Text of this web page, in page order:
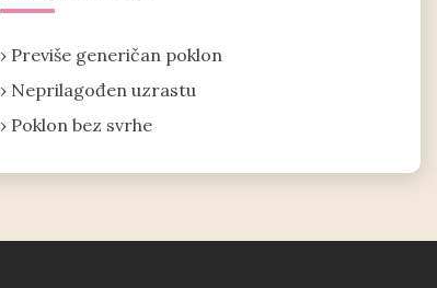
› Previše generičan poklon
› Neprilagođen uzrastu
› Poklon bez svrhe